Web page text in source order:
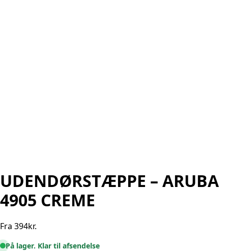
UDENDØRSTÆPPE – ARUBA
4905 CREME
Fra 394kr.
På lager. Klar til afsendelse